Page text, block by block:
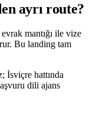
ayrı route?
mantığı ile vize
Bu landing tam
İsviçre hattında
dili ajans